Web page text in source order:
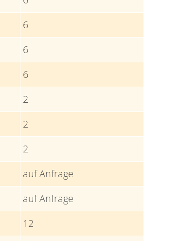
6
6
6
2
2
2
auf Anfrage
auf Anfrage
12